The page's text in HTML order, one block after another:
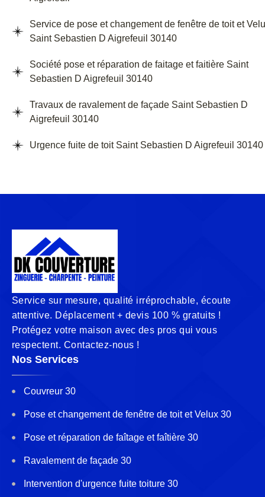
Service de pose et changement de fenêtre de toit et
Saint Sebastien D Aigrefeuil 30140
Société pose et réparation de faitage et faitière Saint
Sebastien D Aigrefeuil 30140
Travaux de ravalement de façade Saint Sebastien D
Aigrefeuil 30140
Urgence fuite de toit Saint Sebastien D Aigrefeuil 30140
Service sur mesure, qualité irréprochable, écoute
attentive. Déplacement + devis 100 % gratuits !
Protégez votre maison avec des pros qui vous
respectent. Contactez-nous !
Nos Services
Couvreur 30
Pose et changement de fenêtre de toit et Velux 30
Pose et réparation de faîtage et faîtière 30
Ravalement de façade 30
Intervention d'urgence fuite toiture 30